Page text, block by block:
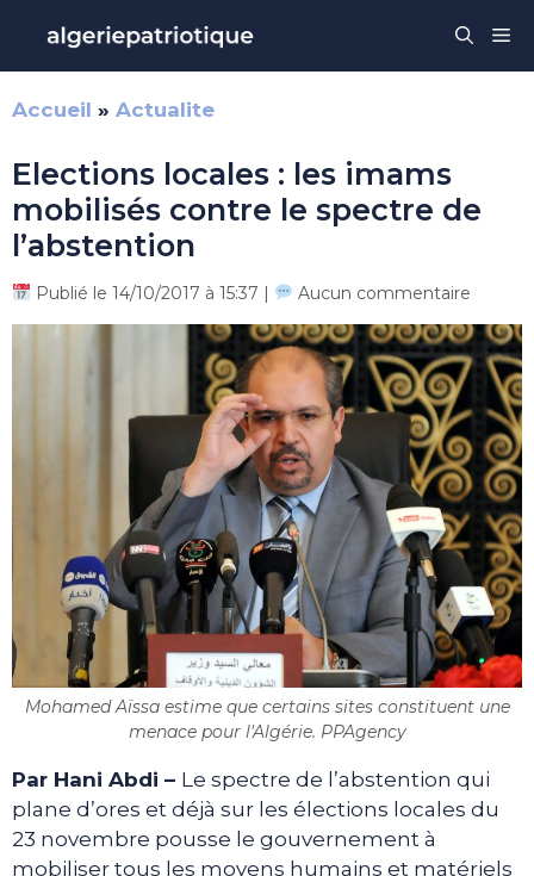
contenu
Accueil » Actualite
Elections locales : les imams
mobilisés contre le spectre de
l’abstention
Publié le 14/10/2017 à 15:37 | Aucun commentaire
Mohamed Aïssa estime que certains sites constituent une
menace pour l'Algérie. PPAgency
Par Hani Abdi – Le spectre de l’abstention qui
plane d’ores et déjà sur les élections locales du
23 novembre pousse le gouvernement à
mobiliser tous les moyens humains et matériels